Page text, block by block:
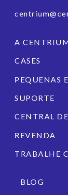
A
CASES
PEQUENAS
SUPORTE
CENTRAL
REVENDA
TRABALHE
BLOG